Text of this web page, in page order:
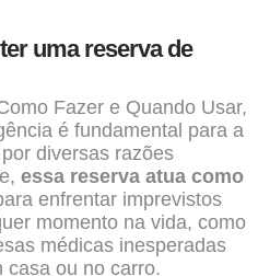
uma reserva de
Fazer e Quando Usar,
é fundamental para a
diversas razões
essa reserva atua como
enfrentar imprevistos
momento na vida, como
médicas inesperadas
casa ou no carro.